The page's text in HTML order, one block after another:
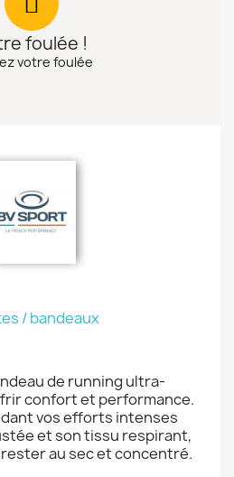
foulée !
votre foulée
/ bandeaux
de running ultra-
confort et performance.
vos efforts intenses
et son tissu respirant,
au sec et concentré.